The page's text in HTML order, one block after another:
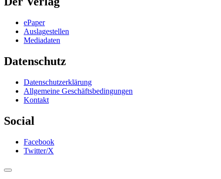
ePaper
Auslagestellen
Mediadaten
Datenschutz
Datenschutzerklärung
Allgemeine Geschäftsbedingungen
Kontakt
Social
Facebook
Twitter/X